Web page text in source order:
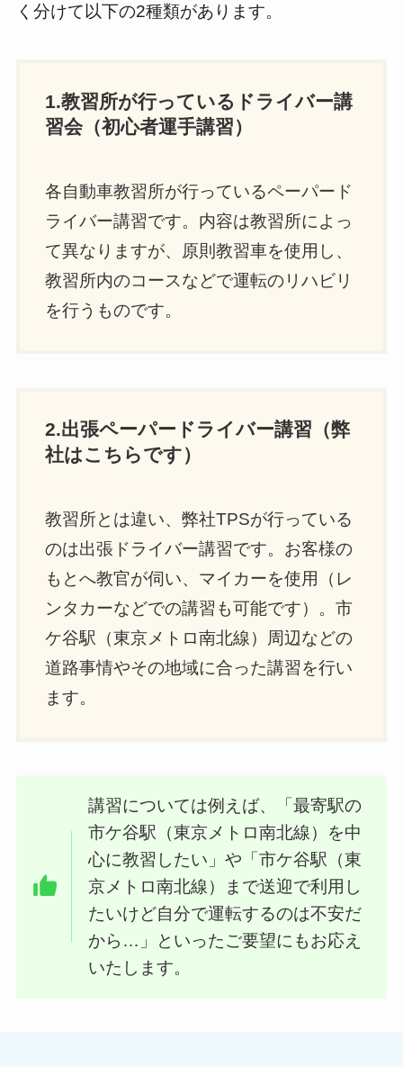
く分けて以下の2種類があります。
1.教習所が行っているドライバー講
習会（初心者運手講習）
各自動車教習所が行っているペーパード
ライバー講習です。内容は教習所によっ
て異なりますが、原則教習車を使用し、
教習所内のコースなどで運転のリハビリ
を行うものです。
2.出張ペーパードライバー講習（弊
社はこちらです）
教習所とは違い、弊社TPSが行っている
のは出張ドライバー講習です。お客様の
もとへ教官が伺い、マイカーを使用（レ
ンタカーなどでの講習も可能です）。市
ケ谷駅（東京メトロ南北線）周辺などの
道路事情やその地域に合った講習を行い
ます。
講習については例えば、「最寄駅の
市ケ谷駅（東京メトロ南北線）を中
心に教習したい」や「市ケ谷駅（東
京メトロ南北線）まで送迎で利用し
たいけど自分で運転するのは不安だ
から…」といったご要望にもお応え
いたします。